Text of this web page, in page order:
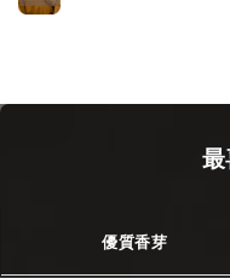
最
優質香芽